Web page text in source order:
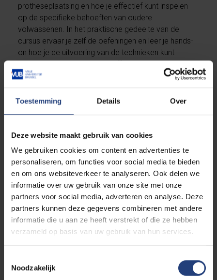
Toestemming Details Over
Deze website maakt gebruik van cookies
We gebruiken cookies om content en advertenties te
personaliseren, om functies voor social media te bieden
en om ons websiteverkeer te analyseren. Ook delen we
informatie over uw gebruik van onze site met onze
partners voor social media, adverteren en analyse. Deze
partners kunnen deze gegevens combineren met andere
informatie die u aan ze heeft verstrekt of die ze hebben
verzameld op basis van uw gebruik van hun services.
Noodzakelijk
protheseplaatsing en hoe je effectief kunt inspelen
op de specifieke behoeften van oudere
volwassenen. In het praktische gedeelte van de
cursus ervaar je zelf de oefeningen en leer je hands-
on hoe je de uitvoering van de technieken kunt
bijsturen voor een optimale effectiviteit. Je krijgt
nieuwe handvatten voor het behandelen van
rugklachten bij oudere volwassenen en leert hoe de
manuele benadering kan bijdragen aan het
volwassenen.
Geriatric Rehab Day 4: Parkinsonrevalidatie,
incl. PARKIBOKS
In deze cursus focussen we op de revalidatie van
oudere volwassenen met de ziekte van Parkinson.
We verdiepen ons in de belangrijkste motorische en
niet-motorische symptomen die het functioneren
beïnvloeden en bespreken hoe bradykinesie, rigiditeit,
coördinatie gericht kunnen aangepakt worden binnen